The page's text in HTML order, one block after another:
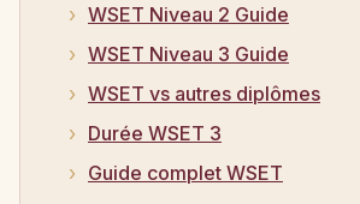
WSET Niveau 2 Guide
WSET Niveau 3 Guide
WSET vs autres diplômes
Durée WSET 3
Guide complet WSET